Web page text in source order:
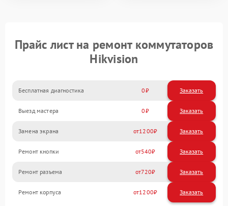
Прайс лист на ремонт коммутаторов
Hikvision
Бесплатная диагностика 0 Заказать
Выезд мастера 0 Заказать
Замена экрана 1200
Ремонт кнопки 540
Ремонт разъема 720
Ремонт корпуса 1200